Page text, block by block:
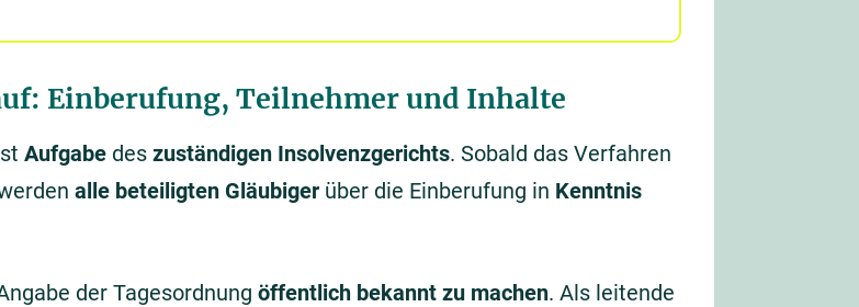
Einberufung, Teilnehmer und Inhalte
Aufgabe des zuständigen Insolvenzgerichts. Sobald das Verfahren
alle beteiligten Gläubiger über die Einberufung in Kenntnis
der Tagesordnung öffentlich bekannt zu machen. Als leitende